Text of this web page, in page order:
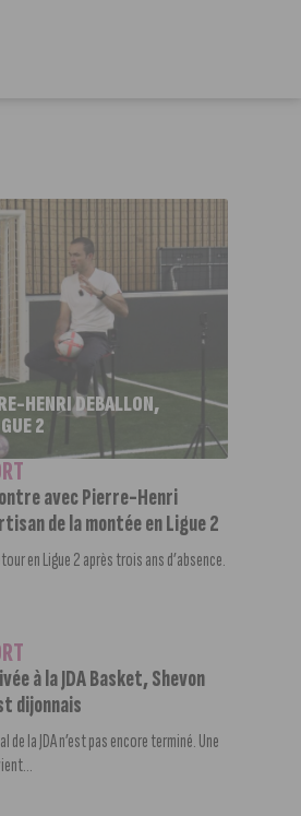
HENRI DEBALLON,
2
avec Pierre-Henri
de la montée en Ligue 2
en Ligue 2 après trois ans d’absence.
à la JDA Basket, Shevon
dijonnais
de la JDA n’est pas encore terminé. Une